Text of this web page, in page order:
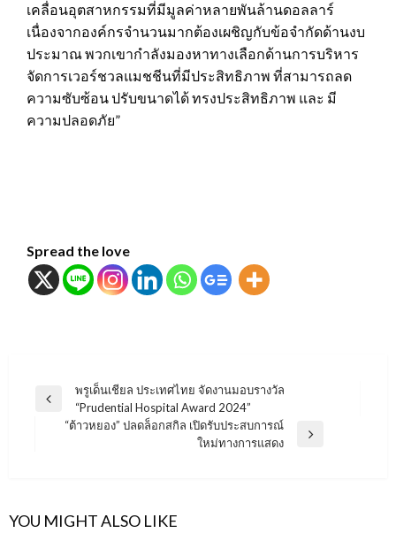
เคลื่อนอุตสาหกรรมที่มีมูลค่าหลายพันล้านดอลลาร์
เนื่องจากองค์กรจำนวนมากต้องเผชิญกับข้อจำกัดด้านงบ
ประมาณ พวกเขากำลังมองหาทางเลือกด้านการบริหาร
จัดการเวอร์ชวลแมชชีนที่มีประสิทธิภาพ ที่สามารถลด
ความซับซ้อน ปรับขนาดได้ ทรงประสิทธิภาพ และ มี
ความปลอดภัย”
Spread the love
แนะแนว
เรื่อง
Previous
พรูเด็นเชียล ประเทศไทย จัดงานมอบรางวัล
“Prudential Hospital Award 2024”
“ต้าวหยอง” ปลดล็อกสกิล เปิดรับประสบการณ์
ใหม่ทางการแสดง
YOU MIGHT ALSO LIKE